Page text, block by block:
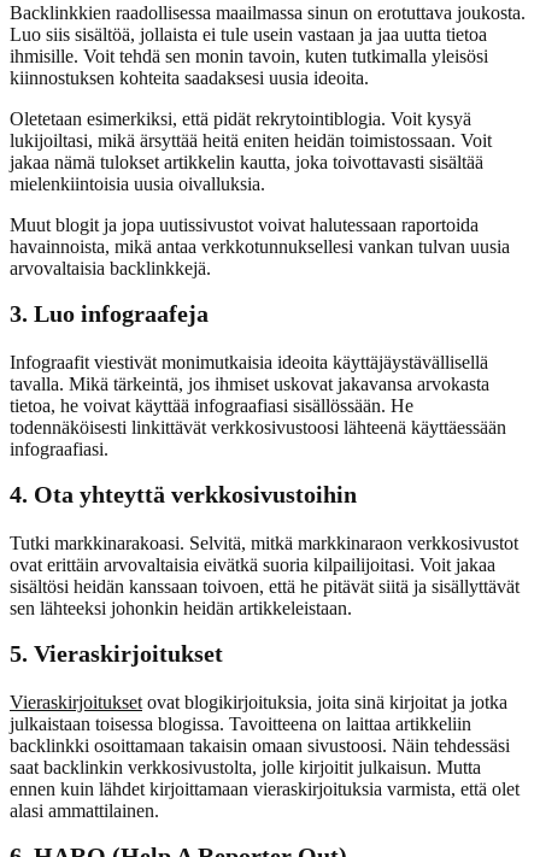
Backlinkkien raadollisessa maailmassa sinun on erotuttava joukosta.
Luo siis sisältöä, jollaista ei tule usein vastaan ja jaa uutta tietoa
ihmisille. Voit tehdä sen monin tavoin, kuten tutkimalla yleisösi
kiinnostuksen kohteita saadaksesi uusia ideoita.
Oletetaan esimerkiksi, että pidät rekrytointiblogia. Voit kysyä
lukijoiltasi, mikä ärsyttää heitä eniten heidän toimistossaan. Voit
jakaa nämä tulokset artikkelin kautta, joka toivottavasti sisältää
mielenkiintoisia uusia oivalluksia.
Muut blogit ja jopa uutissivustot voivat halutessaan raportoida
havainnoista, mikä antaa verkkotunnuksellesi vankan tulvan uusia
arvovaltaisia backlinkkejä.
3. Luo infograafeja
Infograafit viestivät monimutkaisia ideoita käyttäjäystävällisellä
tavalla. Mikä tärkeintä, jos ihmiset uskovat jakavansa arvokasta
tietoa, he voivat käyttää infograafiasi sisällössään. He
todennäköisesti linkittävät verkkosivustoosi lähteenä käyttäessään
infograafiasi.
4. Ota yhteyttä verkkosivustoihin
Tutki markkinarakoasi. Selvitä, mitkä markkinaraon verkkosivustot
ovat erittäin arvovaltaisia eivätkä suoria kilpailijoitasi. Voit jakaa
sisältösi heidän kanssaan toivoen, että he pitävät siitä ja sisällyttävät
sen lähteeksi johonkin heidän artikkeleistaan.
5. Vieraskirjoitukset
Vieraskirjoitukset ovat blogikirjoituksia, joita sinä kirjoitat ja jotka
julkaistaan toisessa blogissa. Tavoitteena on laittaa artikkeliin
backlinkki osoittamaan takaisin omaan sivustoosi. Näin tehdessäsi
saat backlinkin verkkosivustolta, jolle kirjoitit julkaisun. Mutta
ennen kuin lähdet kirjoittamaan vieraskirjoituksia varmista, että olet
alasi ammattilainen.